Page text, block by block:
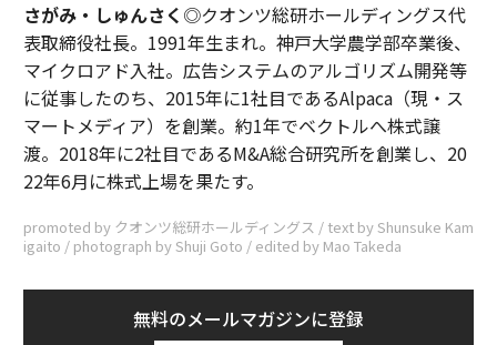
さがみ・しゅんさく ◎クオンツ総研ホールディングス代
表取締役社長。1991年生まれ。神戸大学農学部卒業後、
マイクロアド入社。広告システムのアルゴリズム開発等
に従事したのち、2015年に1社目であるAlpaca（現・ス
マートメディア）を創業。約1年でベクトルへ株式譲
渡。2018年に2社目であるM&A総合研究所を創業し、20
22年6月に株式上場を果たす。
promoted by クオンツ総研ホールディングス / text by Shunsuke Kam
igaito / photograph by Shuji Goto / edited by Mao Takeda
無料のメールマガジンに登録